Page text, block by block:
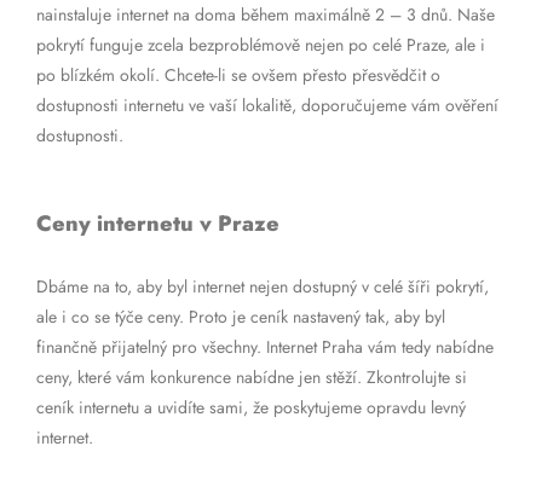
nainstaluje internet na doma během maximálně 2 – 3 dnů. Naše
pokrytí funguje zcela bezproblémově nejen po celé Praze, ale i
po blízkém okolí. Chcete-li se ovšem přesto přesvědčit o
dostupnosti internetu ve vaší lokalitě, doporučujeme vám ověření
dostupnosti.
Ceny internetu v Praze
Dbáme na to, aby byl internet nejen dostupný v celé šíři pokrytí,
ale i co se týče ceny. Proto je ceník nastavený tak, aby byl
finančně přijatelný pro všechny. Internet Praha vám tedy nabídne
ceny, které vám konkurence nabídne jen stěží. Zkontrolujte si
ceník internetu a uvidíte sami, že poskytujeme opravdu levný
internet.